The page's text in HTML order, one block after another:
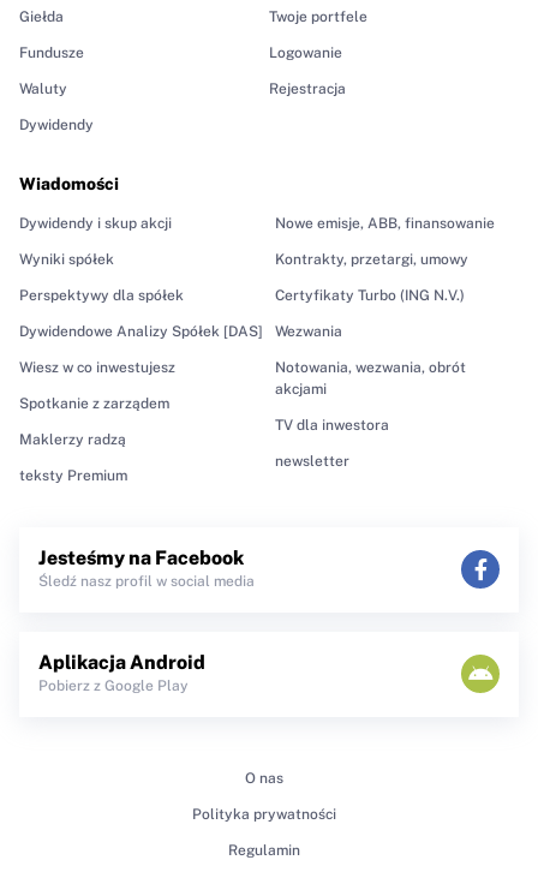
Giełda
Fundusze
Waluty
Dywidendy
Wiadomości
Dywidendy i skup akcji
Wyniki spółek
Perspektywy dla spółek
Dywidendowe Analizy Spółek [DAS]
Wiesz w co inwestujesz
Spotkanie z zarządem
Maklerzy radzą
teksty Premium
Nowe emisje, ABB, finansowanie
Kontrakty, przetargi, umowy
Certyfikaty Turbo (ING N.V.)
Wezwania
Notowania, wezwania, obrót
akcjami
TV dla inwestora
newsletter
Twoje portfele
Logowanie
Rejestracja
Jesteśmy na Facebook
Śledź nasz profil w social media
Aplikacja Android
Pobierz z Google Play
O nas
Polityka prywatności
Regulamin